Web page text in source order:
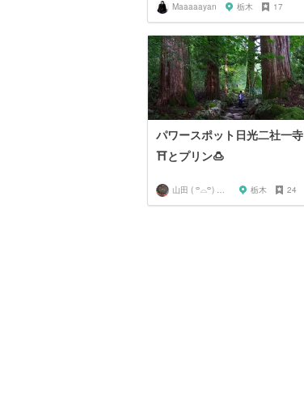
Maaaaayan 栃木 17
パワースポット日光二社一寺
⛩とプリン🍮
山田 ( ꒪⌓꒪) ストレンジ 栃木 24